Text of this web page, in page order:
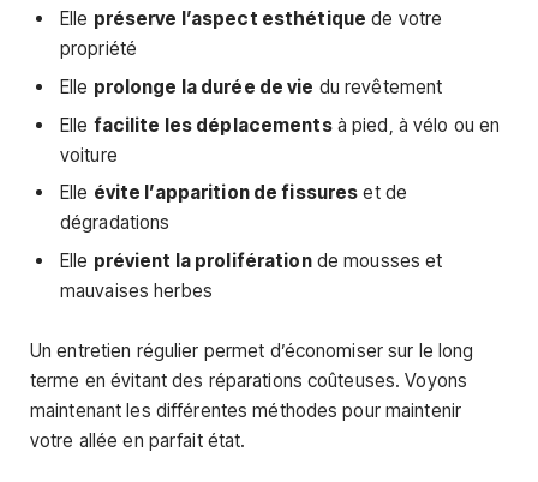
Elle préserve l’aspect esthétique de votre
propriété
Elle prolonge la durée de vie du revêtement
Elle facilite les déplacementsà pied, à vélo ou en
voiture
Elle évite l’apparition de fissures et de
dégradations
Elle prévient la proliférationde mousses et
mauvaises herbes
Un entretien régulier permet d’économiser sur le long
terme en évitant des réparations coûteuses. Voyons
maintenant les différentes méthodes pour maintenir
votre allée en parfait état.